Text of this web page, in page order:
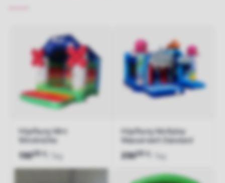
Hüpfburg Mini
Windmühle
15000 / Tag
Hüpfburg Multiplay
Wasserwelt Standard
25000 / Tag
Jetzt anfragen